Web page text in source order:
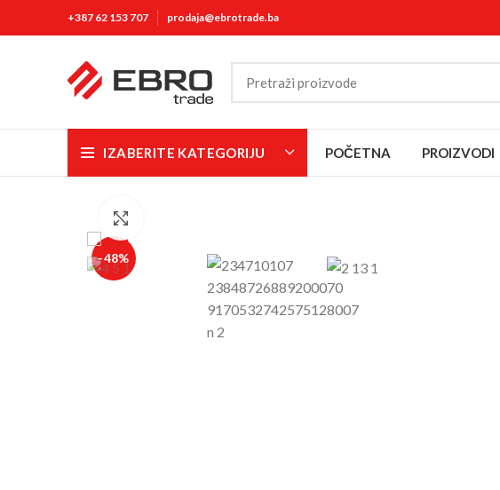
+387 62 153 707 prodaja@ebrotrade.ba
IZABERITE KATEGORIJU POČETNA PROIZVODI
-48%